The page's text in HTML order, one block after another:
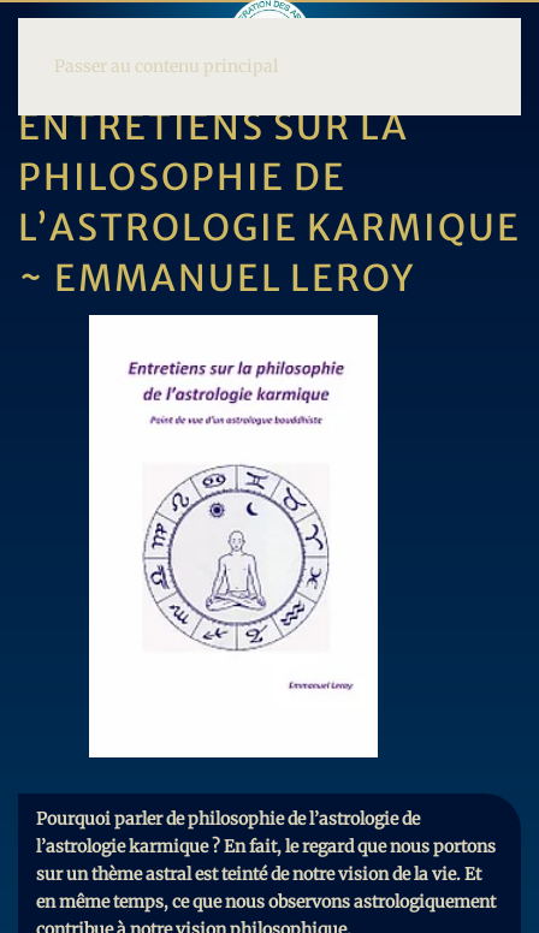
Passer au contenu principal
ENTRETIENS SUR LA
PHILOSOPHIE DE
L’ASTROLOGIE KARMIQUE
~ EMMANUEL LEROY
Pourquoi parler de philosophie de l’astrologie de
l’astrologie karmique ? En fait, le regard que nous portons
sur un thème astral est teinté de notre vision de la vie. Et
en même temps, ce que nous observons astrologiquement